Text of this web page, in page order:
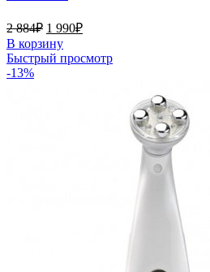
2 884₽ 1 990₽
В корзину
Быстрый просмотр
-13%